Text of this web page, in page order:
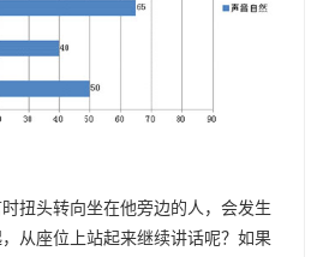
头转向坐在他旁边的人，会发生
从座位上站起来继续讲话呢？如果